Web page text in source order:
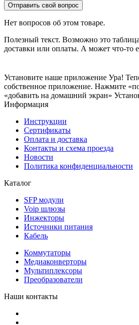
Отправить свой вопрос
Нет вопросов об этом товаре.
Полезный текст. Возможно это
доставки или оплаты. А может что-то
Установите наше приложение Ура!
собственное приложение. Нажмите
«добавить на домашний экран»
Информация
Инструкции
Сертификаты
Оплата и доставка
Контакты и схема проезда
Новости
Политика конфиденциальности
Каталог
SFP модули
Voip шлюзы
Инжекторы
Источники питания
Кабель
Коммутаторы
Медиаконверторы
Мультиплексоры
Преобразователи
Наши контакты